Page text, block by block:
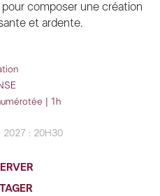
composer une création
et ardente.
| 1h
2027 : 20H30